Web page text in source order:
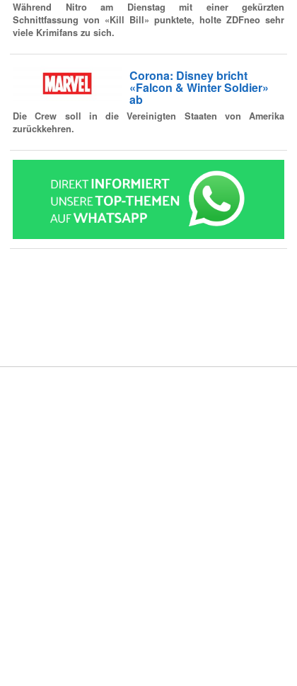
Während Nitro am Dienstag mit einer gekürzten
Schnittfassung von «Kill Bill» punktete, holte ZDFneo sehr
viele Krimifans zu sich.
Corona: Disney bricht
«Falcon & Winter Soldier»
ab
Die Crew soll in die Vereinigten Staaten von Amerika
zurückkehren.